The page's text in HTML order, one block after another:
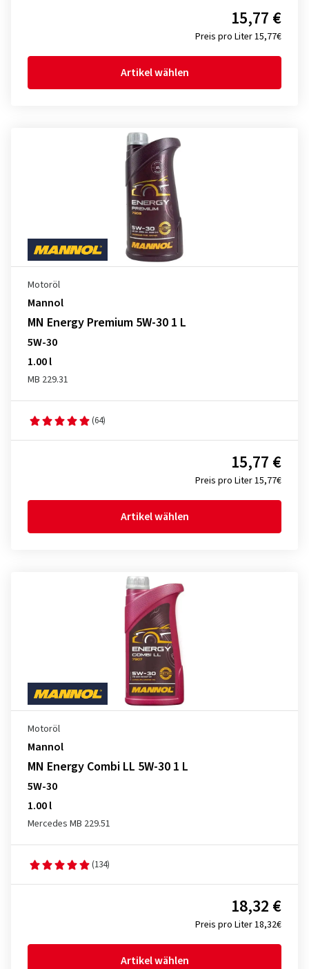
Preis pro Liter 15,77€
15,77 €
Artikel wählen
Motoröl
Mannol
MN Energy Premium 5W-30 1 L
5W-30
1.00 l
MB 229.31
(64)
Preis pro Liter 15,77€
15,77 €
Artikel wählen
Motoröl
Mannol
MN Energy Combi LL 5W-30 1 L
5W-30
1.00 l
Mercedes MB 229.51
(134)
Preis pro Liter 18,32€
18,32 €
Artikel wählen